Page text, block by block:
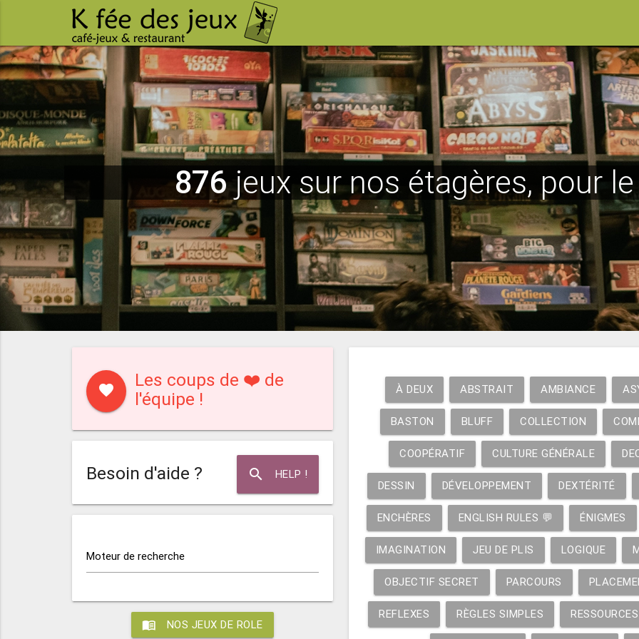
876jeux sur nos étagères, pour
favorite
Les coups de ❤️ de
l'équipe !
search HELP !
Besoin d'aide ?
Moteur de recherche
menu_book NOS JEUX DE ROLE
À DEUX ABSTRAIT AMBIANCE
BASTON BLUFF COLLECTION
COOPÉRATIF CULTURE GÉNÉRALE
DESSIN DÉVELOPPEMENT DEXTÉRITÉ
ENCHÈRES ENGLISH RULES 💬 ÉNIGMES
IMAGINATION JEU DE PLIS LOGIQUE
OBJECTIF SECRET PARCOURS
REFLEXES RÈGLES SIMPLES RESSOURCES